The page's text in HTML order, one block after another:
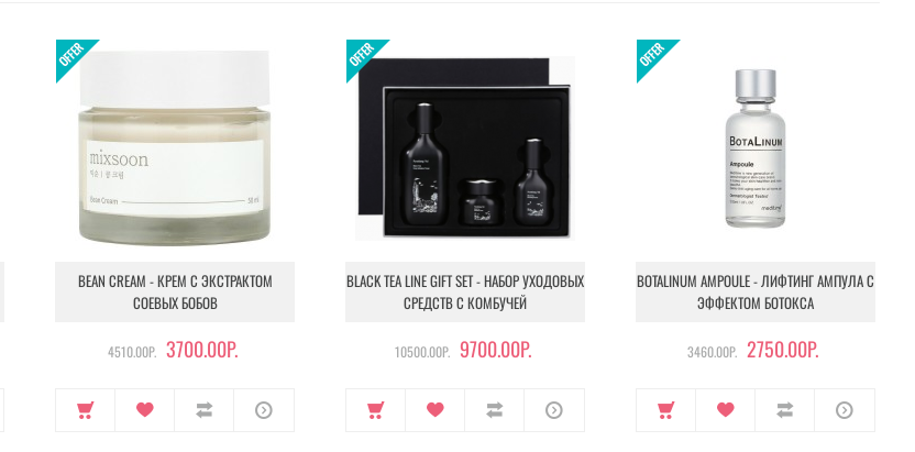
BEAN CREAM - КРЕМ С ЭКСТРАКТОМ
СОЕВЫХ БОБОВ
4510.00Р. 3700.00Р.
BLACK TEA LINE GIFT SET - НАБОР УХОДОВЫХ
СРЕДСТВ С КОМБУЧЕЙ
10500.00Р. 9700.00Р.
BOTALINUM AMPOULE - ЛИФТИНГ АМПУЛА С
ЭФФЕКТОМ БОТОКСА
3460.00Р. 2750.00Р.